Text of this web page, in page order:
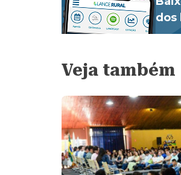
dos
Veja também